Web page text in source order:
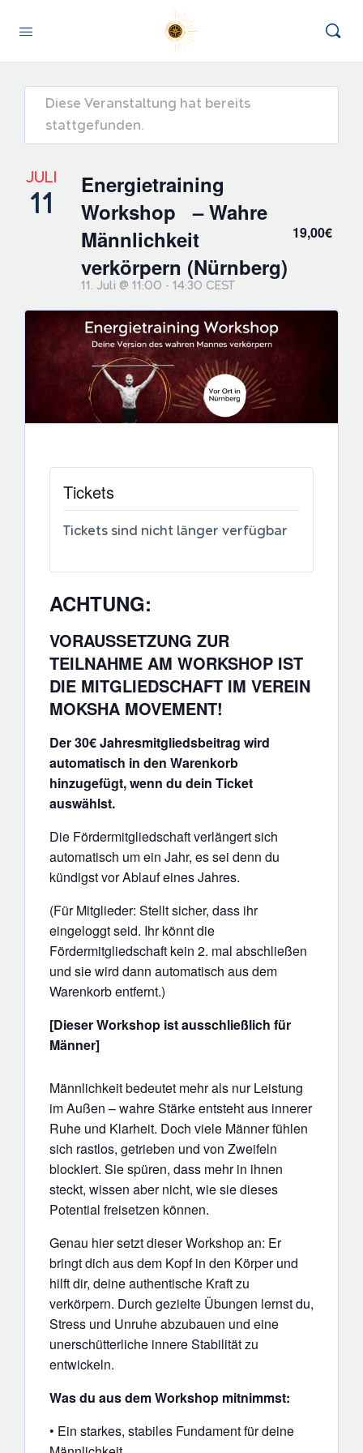
Diese Veranstaltung hat bereits
stattgefunden.
JULI
11
Energietraining
Workshop – Wahre
Männlichkeit
verkörpern (Nürnberg)
11. Juli @ 11:00 - 14:30 CEST
19,00€
Tickets
Tickets sind nicht länger verfügbar
ACHTUNG:
VORAUSSETZUNG ZUR
TEILNAHME AM WORKSHOP IST
DIE MITGLIEDSCHAFT IM VEREIN
MOKSHA MOVEMENT!
Der 30€ Jahresmitgliedsbeitrag wird
automatisch in den Warenkorb
hinzugefügt, wenn du dein Ticket
auswählst.
Die Fördermitgliedschaft verlängert sich
automatisch um ein Jahr, es sei denn du
kündigst vor Ablauf eines Jahres.
(Für Mitglieder: Stellt sicher, dass ihr
eingeloggt seid. Ihr könnt die
Fördermitgliedschaft kein 2. mal abschließen
und sie wird dann automatisch aus dem
Warenkorb entfernt.)
[Dieser Workshop ist ausschließlich für
Männer]
Männlichkeit bedeutet mehr als nur Leistung
im Außen – wahre Stärke entsteht aus innerer
Ruhe und Klarheit. Doch viele Männer fühlen
sich rastlos, getrieben und von Zweifeln
blockiert. Sie spüren, dass mehr in ihnen
steckt, wissen aber nicht, wie sie dieses
Potential freisetzen können.
Genau hier setzt dieser Workshop an: Er
bringt dich aus dem Kopf in den Körper und
hilft dir, deine authentische Kraft zu
verkörpern. Durch gezielte Übungen lernst du,
Stress und Unruhe abzubauen und eine
unerschütterliche innere Stabilität zu
entwickeln.
Was du aus dem Workshop mitnimmst:
• Ein starkes, stabiles Fundament für deine